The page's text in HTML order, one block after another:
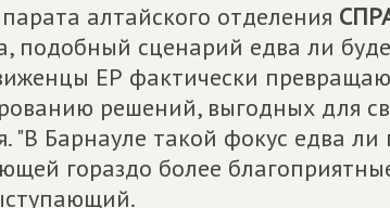
алтайского отделения
подобный сценарий едва ли
ЕР фактически
решений, выгодных для
"В Барнауле такой фокус едва ли
гораздо более